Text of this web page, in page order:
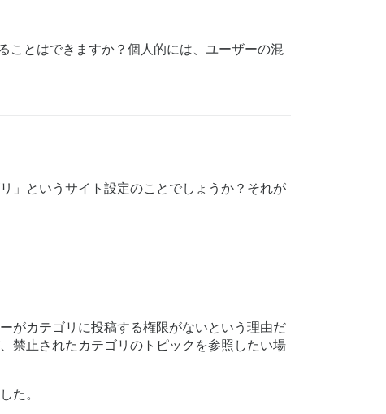
ことはできますか？個人的には、ユーザーの混
」というサイト設定のことでしょうか？それが
がカテゴリに投稿する権限がないという理由だ
禁止されたカテゴリのトピックを参照したい場
た。